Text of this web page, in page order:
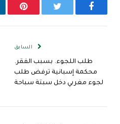
فيسبوك تويتر
السابق
طلب اللجوء. بسبب الفقر.
محكمة إسبانية ترفض طلب
لجوء مغربي دخل سبتة سباحة